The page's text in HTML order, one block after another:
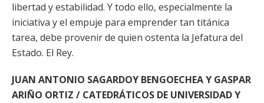
libertad y estabilidad. Y todo ello, especialmente la
iniciativa y el empuje para emprender tan titánica
tarea, debe provenir de quien ostenta la Jefatura del
Estado. El Rey.
JUAN ANTONIO SAGARDOY BENGOECHEA Y GASPAR
ARIÑO ORTIZ / CATEDRÁTICOS DE UNIVERSIDAD Y